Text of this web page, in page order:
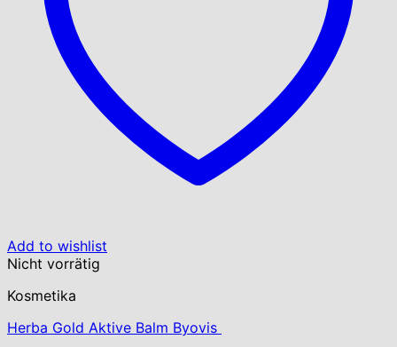
Add to wishlist
Nicht vorrätig
Kosmetika
Herba Gold Aktive Balm Byovis